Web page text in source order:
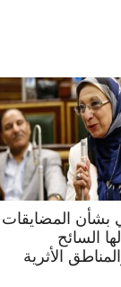
بشأن المضايقات
السائح
الأثرية
الرئيسية
مقعد شاغر
رمضان.. د.
اقتصادي في
الحبايب